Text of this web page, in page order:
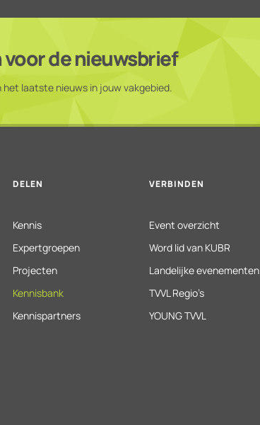
voor de nieuwsbrief
het laatste nieuws in jouw vakgebied.
DELEN
Kennis
Expertgroepen
Projecten
Kennisbank
Kennispartners
VERBINDEN
Event overzicht
Word lid van KUBR
Landelijke evenementen
TVVL Regio’s
YOUNG TVVL